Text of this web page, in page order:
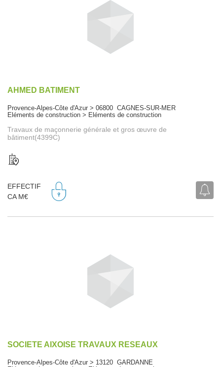
AHMED BATIMENT
Provence-Alpes-Côte d'Azur > 06800 CAGNES-SUR-MER
Eléments de construction > Eléments de construction
Travaux de maçonnerie générale et gros œuvre de
bâtiment(4399C)
EFFECTIF
CA M€
SOCIETE AIXOISE TRAVAUX RESEAUX
Provence-Alpes-Côte d'Azur > 13120 GARDANNE